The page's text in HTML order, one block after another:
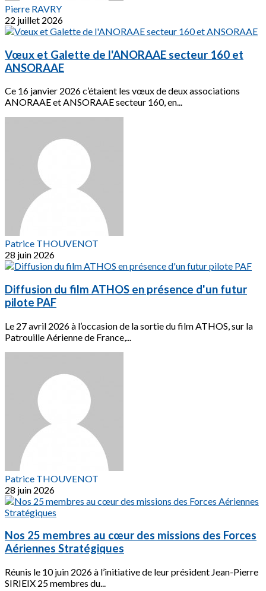
Pierre RAVRY
22 juillet 2026
Vœux et Galette de l'ANORAAE secteur 160 et
ANSORAAE
Ce 16 janvier 2026 c’étaient les vœux de deux associations
ANORAAE et ANSORAAE secteur 160, en...
Patrice THOUVENOT
28 juin 2026
Diffusion du film ATHOS en présence d'un futur
pilote PAF
Le 27 avril 2026 à l’occasion de la sortie du film ATHOS, sur la
Patrouille Aérienne de France,...
Patrice THOUVENOT
28 juin 2026
Nos 25 membres au cœur des missions des Forces
Aériennes Stratégiques
Réunis le 10 juin 2026 à l’initiative de leur président Jean-Pierre
SIRIEIX 25 membres du...